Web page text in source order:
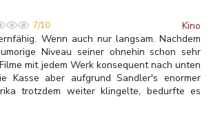
7/10
Kino
Wenn auch nur langsam. Nachdem
Niveau seiner ohnehin schon sehr
mit jedem Werk konsequent nach unten
Kasse aber aufgrund Sandler's enormer
trotzdem weiter klingelte, bedurfte es